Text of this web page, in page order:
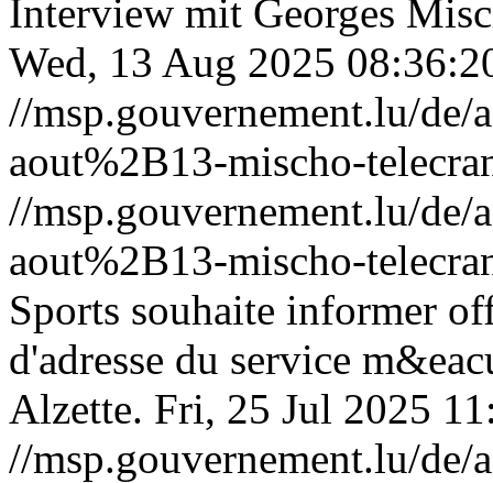
Interview mit Georges
Wed, 13 Aug 2025
//msp.gouvernement.lu/
aout%2B13-mischo-
//msp.gouvernement.lu/
aout%2B13-mischo-
Sports souhaite informer
d'adresse du service
Alzette. Fri, 25 Jul 2025
//msp.gouvernement.lu/